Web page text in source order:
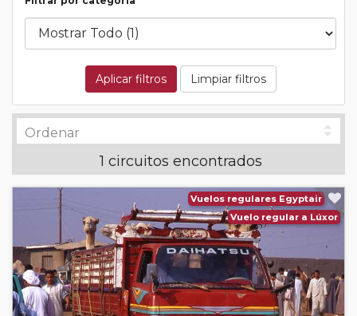
Aplicar filtros Limpiar filtros
1 circuitos encontrados
Vuelos regulares Egyptair
Vuelo regular a Lúxor